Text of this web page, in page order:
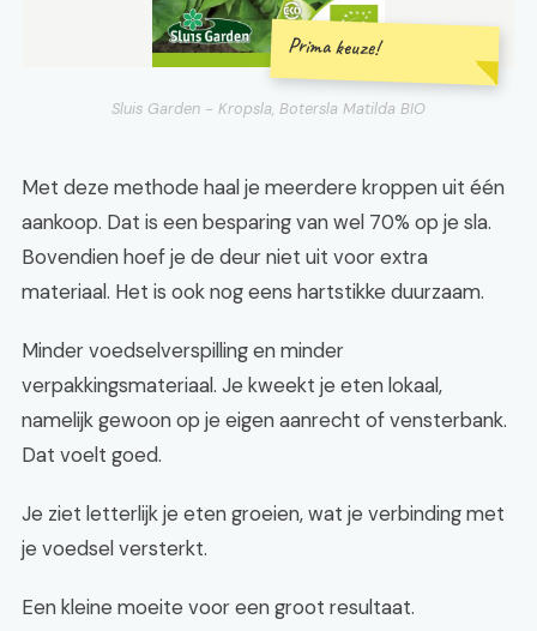
Prima keuze!
Sluis Garden - Kropsla, Botersla Matilda BIO
Met deze methode haal je meerdere kroppen uit één
aankoop. Dat is een besparing van wel 70% op je sla.
Bovendien hoef je de deur niet uit voor extra
materiaal. Het is ook nog eens hartstikke duurzaam.
Minder voedselverspilling en minder
verpakkingsmateriaal. Je kweekt je eten lokaal,
namelijk gewoon op je eigen aanrecht of vensterbank.
Dat voelt goed.
Je ziet letterlijk je eten groeien, wat je verbinding met
je voedsel versterkt.
Een kleine moeite voor een groot resultaat.